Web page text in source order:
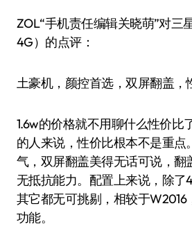
ZOL“手机责任编辑关晓萌”对三
4G）的点评：
土豪机，颜控首选，双屏翻盖，
1.6w的价格就不用聊什么性价比
的人来说，性价比根本不是重点
气，双屏翻盖美得无话可说，翻
无抵抗能力。配置上来说，除了
其它都无可挑剔，相较于
功能。